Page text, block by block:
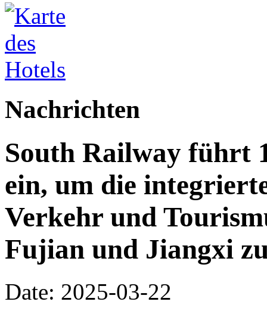
Nachrichten
South Railway führt
ein, um die
Verkehr und
Fujian und Jiangxi
Date: 2025-03-22